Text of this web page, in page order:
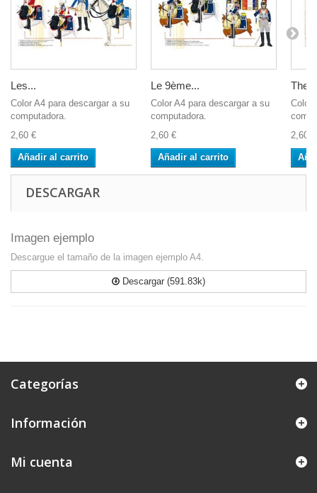
Les...
Color A4 para descargar a su
computadora.
2,60 €
Añadir al carrito
Le 9ème...
Color A4 para descargar a su
computadora.
2,60 €
Añadir al carrito
The
Color
2,60 €
DESCARGAR
Imagen ejemplo
Descargue el tamaño de la imagen ejemplo A4.
Descargar (591.83k)
Categorías
Información
Mi cuenta